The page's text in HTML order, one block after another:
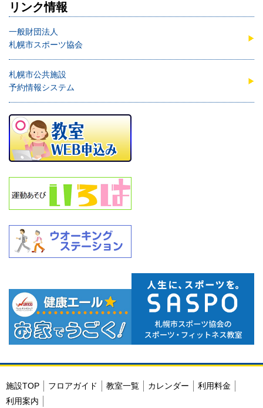
リンク情報
一般財団法人
札幌市スポーツ協会
札幌市公共施設
予約情報システム
施設TOP フロアガイド 教室一覧 カレンダー
利用料金
利用案内